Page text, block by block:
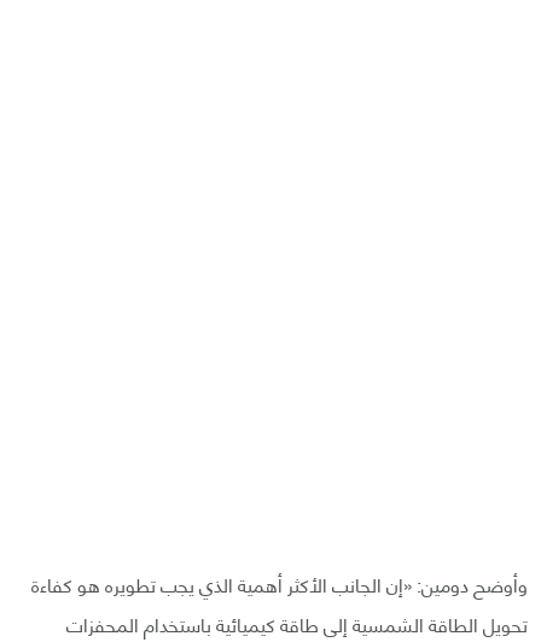
وأوضح دومين: «إن الجانب الأكثر أهمية الذي يجب تطويره هو كفاءة
تحويل الطاقة الشمسية إلى طاقة كيميائية باستخدام المحفزات